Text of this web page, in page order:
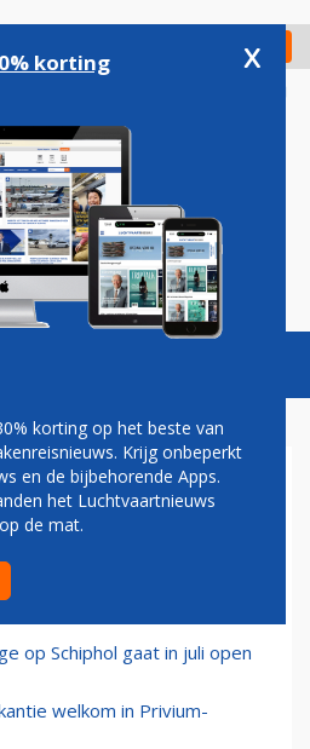
Check in
Podcasts Vacatures
Schiphol in de steigers: 'hier
op Schiphol gaat in juli open
welkom in Privium-
korting x
korting op het beste van
Krijg onbeperkt
en de bijbehorende Apps.
het Luchtvaartnieuws
de mat.